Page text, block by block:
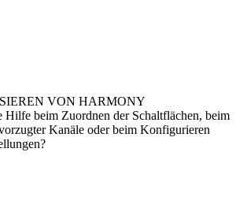
VON HARMONY
Hilfe beim Zuordnen der Schaltflächen, beim
Kanäle oder beim Konfigurieren